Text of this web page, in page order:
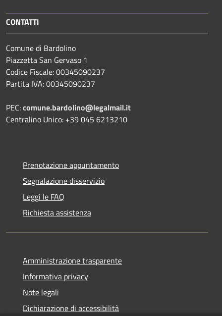
CONTATTI
Comune di Bardolino
Piazzetta San Gervaso 1
Codice Fiscale: 00345090237
Partita IVA: 00345090237
PEC:comune.bardolino@legalmail.it
Centralino Unico: +39 045 6213210
Prenotazione appuntamento
Segnalazione disservizio
Leggi le FAQ
Richiesta assistenza
Amministrazione trasparente
Informativa privacy
Note legali
Dichiarazione di accessibilità